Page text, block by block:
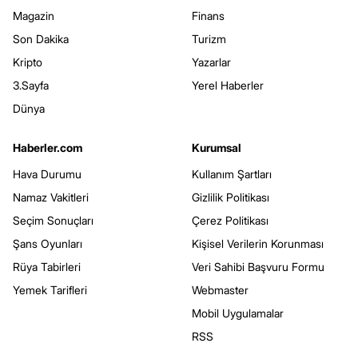
Magazin
Son Dakika
Kripto
3.Sayfa
Dünya
Finans
Turizm
Yazarlar
Yerel Haberler
Haberler.com
Hava Durumu
Namaz Vakitleri
Seçim Sonuçları
Şans Oyunları
Rüya Tabirleri
Yemek Tarifleri
Kurumsal
Kullanım Şartları
Gizlilik Politikası
Çerez Politikası
Kişisel Verilerin Korunması
Veri Sahibi Başvuru Formu
Webmaster
Mobil Uygulamalar
RSS